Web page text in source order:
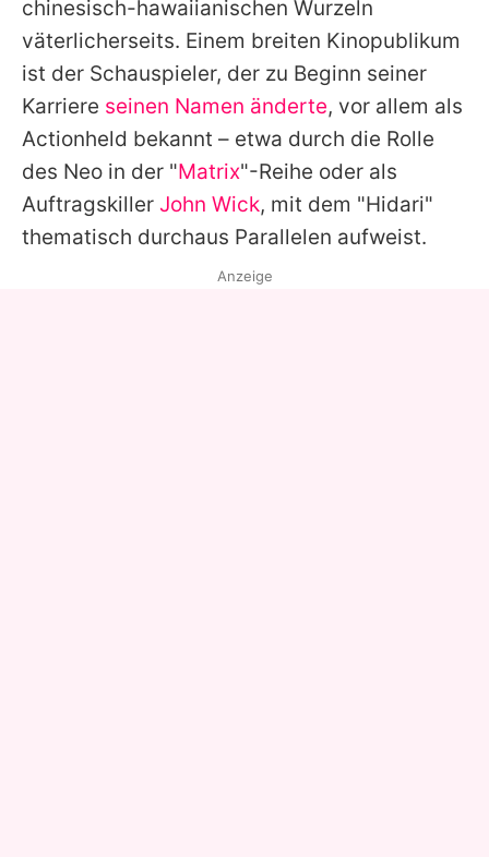
chinesisch-hawaiianischen Wurzeln
väterlicherseits. Einem breiten Kinopublikum
ist der Schauspieler, der zu Beginn seiner
Karriere seinen Namen änderte, vor allem als
Actionheld bekannt – etwa durch die Rolle
des Neo in der "Matrix"-Reihe oder als
Auftragskiller John Wick, mit dem "Hidari"
thematisch durchaus Parallelen aufweist.
Anzeige